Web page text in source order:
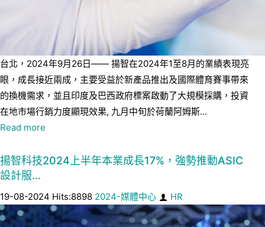
台北，2024年9月26日—— 揚智在2024年1至8月的業績表現亮
眼，成長接近兩成，主要受益於新產品推出及國際體育賽事帶來
的換機需求，並且印度及巴西政府標案啟動了大規模採購，投資
在地市場行銷力度顯現效果, 九月中旬於荷蘭阿姆斯...
Read more
揚智科技2024上半年本業成長17%，強勢推動ASIC
設計服…
19-08-2024 Hits:8898 2024-媒體中心 HR